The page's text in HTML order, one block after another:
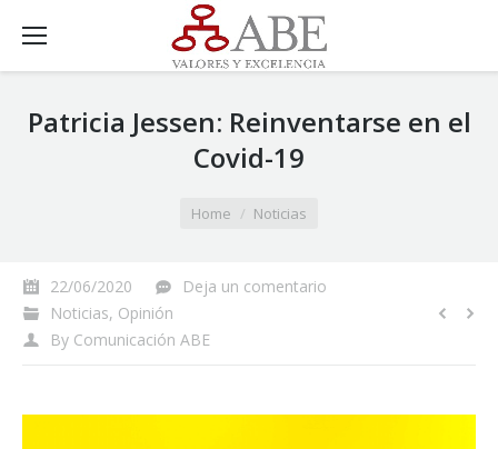
Patricia Jessen: Reinventarse en el
Covid-19
Home Noticias
22/06/2020
Deja un comentario
Noticias, Opinión
By Comunicación ABE